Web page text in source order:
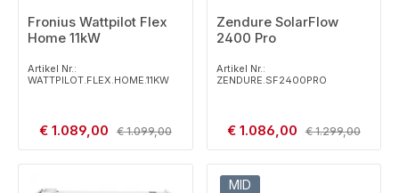
Fronius Wattpilot Flex
Home 11kW
Artikel Nr.:
WATTPILOT.FLEX.HOME.11KW
Verkaufspreis:
€ 1.089,00 Regulärer Preis:
€ 1.099,00
Zendure SolarFlow
2400 Pro
Artikel Nr.:
ZENDURE.SF2400PRO
Verkaufspreis:
€ 1.086,00 Regulärer Preis:
€ 1.299,00
MID